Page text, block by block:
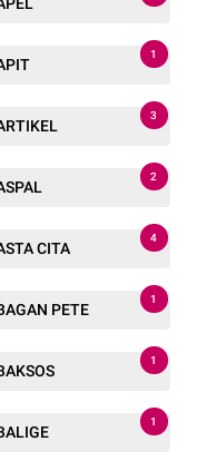
2
1
1
AMANKAN
1
ANAK
1
ANGKUTAN TRANSPORTASI
1
APEL
1
1